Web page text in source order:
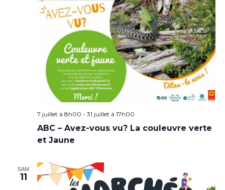
7 juillet à 8h00 - 31 juillet à 17h00
ABC – Avez-vous vu? La couleuvre verte
et Jaune
SAM
11